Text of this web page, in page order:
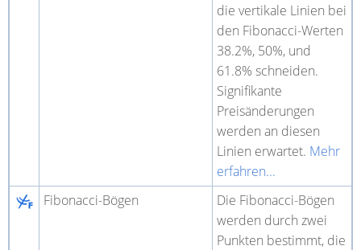
die vertikale Linien bei
den Fibonacci-Werten
38.2%, 50%, und
61.8% schneiden.
Signifikante
Preisänderungen
werden an diesen
Linien erwartet. Mehr
erfahren...
Fibonacci-Bögen
Die Fibonacci-Bögen
werden durch zwei
Punkten bestimmt, die